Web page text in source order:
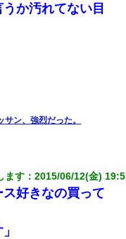
か汚れてない目
ン、強烈だった。
ます ：2015/06/12(金)
好きなの買って